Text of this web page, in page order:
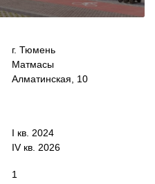
г. Тюмень
Матмасы
Алматинская, 10
I кв. 2024
IV кв. 2026
1